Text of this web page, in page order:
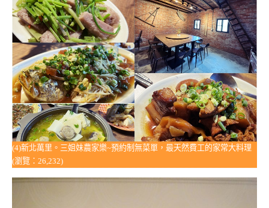
(4)新北萬里。三姐妹農家樂~預約制無菜單，最天然費工的家常大料理
(瀏覽：26,232)